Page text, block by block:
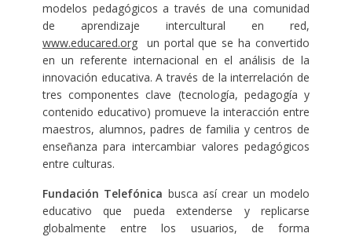
modelos pedagógicos a través de una comunidad
de aprendizaje intercultural en red,
www.educared.orgun portal que se ha convertido
en un referente internacional en el análisis de la
innovación educativa. A través de la interrelación de
tres componentes clave (tecnología, pedagogía y
contenido educativo) promueve la interacción entre
maestros, alumnos, padres de familia y centros de
enseñanza para intercambiar valores pedagógicos
entre culturas.
Fundación Telefónica busca así crear un modelo
educativo que pueda extenderse y replicarse
globalmente entre los usuarios, de forma